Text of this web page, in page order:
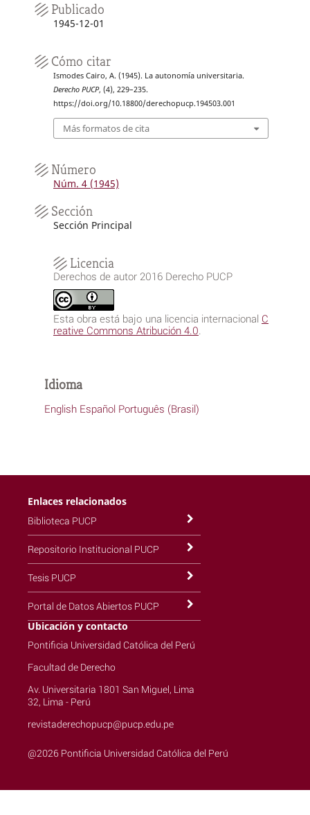
Publicado
1945-12-01
Cómo citar
Ismodes Cairo, A. (1945). La autonomía universitaria.
Derecho PUCP, (4), 229–235.
https://doi.org/10.18800/derechopucp.194503.001
Más formatos de cita
Número
Núm. 4 (1945)
Sección
Sección Principal
Licencia
Derechos de autor 2016 Derecho PUCP
Esta obra está bajo una licencia internacional C
reative Commons Atribución 4.0
Idioma
English Español Português (Brasil)
Enlaces relacionados
Biblioteca PUCP
Repositorio Institucional PUCP
Tesis PUCP
Portal de Datos Abiertos PUCP
Ubicación y contacto
Pontificia Universidad Católica del Perú
Facultad de Derecho
Av. Universitaria 1801 San Miguel, Lima
32, Lima - Perú
revistaderechopucp@pucp.edu.pe
@2026 Pontificia Universidad Católica del Perú